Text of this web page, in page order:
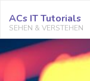
Inhalt
springen
ACs IT Tutorials
SEHEN & VERSTEHEN